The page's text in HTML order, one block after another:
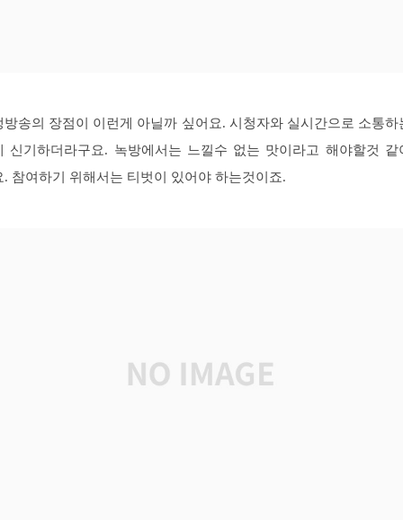
방송의 장점이 이런게 아닐까 싶어요. 시청자와 실시간으로 소통하
신기하더라구요. 녹방에서는 느낄수 없는 맛이라고 해야할것 같
. 참여하기 위해서는 티벗이 있어야 하는것이죠.